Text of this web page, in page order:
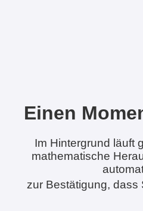
Einen
Im Hintergrund läuft
mathematische
zur Bestätigung, dass